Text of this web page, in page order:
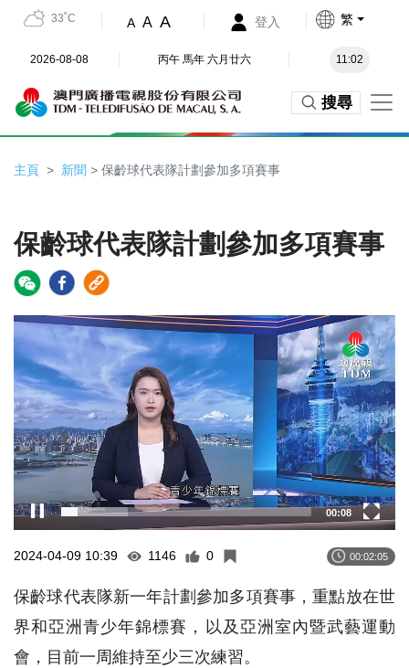
33˚C A A A 登入 繁
2026-08-08 丙午 馬年 六月廿六 11:02
搜尋
主頁 新聞 > 保齡球代表隊計劃參加多項賽事
保齡球代表隊計劃參加多項賽事
Video
Player
00:09
2024-04-09 10:39 1146 0 00:02:05
保齡球代表隊新一年計劃參加多項賽事，重點放在世
界和亞洲青少年錦標賽，以及亞洲室內暨武藝運動
會，目前一周維持至少三次練習。